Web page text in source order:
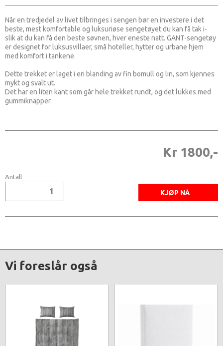
Når en tredjedel av livet tilbringes i sengen bør en investere i det
beste, mest komfortable og luksuriøse sengetøyet du kan få tak i-
slik at du kan få den beste søvnen, hver eneste natt. GANT-sengetøy
er designet for luksusvillaer, små hoteller, hytter og urbane hjem
med komfort i tankene.
Dette trekket er laget i en blanding av fin bomull og lin, som kjennes
mykt og svalt ut.
Det har en liten kant som går hele trekket rundt, og det lukkes med
gummiknapper.
Kr 1800,-
Antall
Vi foreslår også